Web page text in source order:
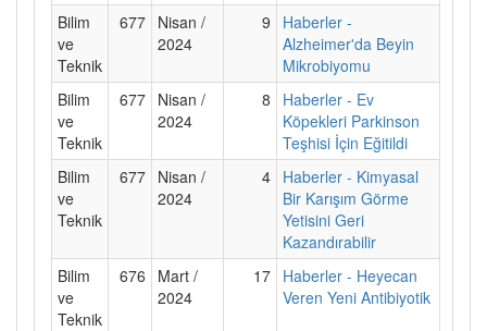
Bilim
ve
Teknik
677 Nisan /
2024
9
Haberler -
Alzheimer'da Beyin
Mikrobiyomu
Bilim
ve
Teknik
677 Nisan /
2024
8
Haberler - Ev
Köpekleri Parkinson
Teşhisi İçin Eğitildi
Bilim
ve
Teknik
677 Nisan /
2024
4 Haberler - Kimyasal
Bir Karışım Görme
Yetisini Geri
Kazandırabilir
Bilim
ve
Teknik
676
Mart /
2024
17 Haberler - Heyecan
Veren Yeni Antibiyotik